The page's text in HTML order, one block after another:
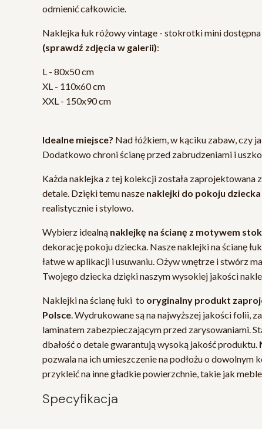
odmienić całkowicie.
Naklejka łuk różowy vintage - stokrotki mini
(sprawdź zdjęcia w galerii):
L - 80x50 cm
XL - 110x60 cm
XXL - 150x90 cm
Idealne miejsce? Nad łóżkiem, w kąciku zabaw, czy
Dodatkowo chroni ścianę przed zabrudzeniami i
Każda naklejka z tej kolekcji została zaprojektowana
detale. Dzięki temu nasze naklejki do pokoju dziecka
realistycznie i stylowo.
Wybierz idealną naklejkę na ścianę z motywem
dekorację pokoju dziecka. Nasze naklejki na ścianę
łatwe w aplikacji i usuwaniu. Ożyw wnętrze i stwórz
Twojego dziecka dzięki naszym wysokiej jakości
Naklejki na ścianę łuki to oryginalny produkt
Polsce. Wydrukowane są na najwyższej jakości folii,
laminatem zabezpieczającym przed zarysowaniami.
dbałość o detale gwarantują wysoką jakość produktu.
pozwala na ich umieszczenie na podłożu o dowolnym
przykleić na inne gładkie powierzchnie, takie jak
Specyfikacja